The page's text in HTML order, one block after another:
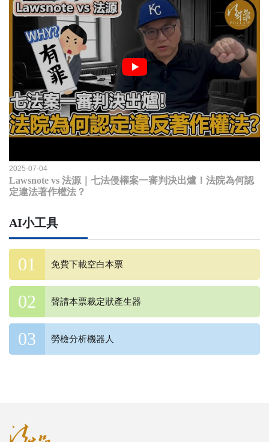
2025-07-04
Lawsnote vs 法源｜七法侵權案一審判決出爐！法院為何認
定違法著作權法？
AI小工具
免費下載空白本票
聲請本票裁定狀產生器
勞檢分析機器人